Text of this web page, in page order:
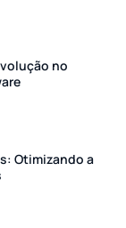
no
Otimizando a